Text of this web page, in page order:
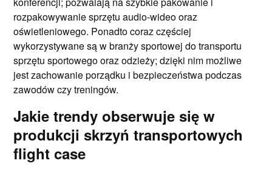
rozpakowywanie sprzętu audio-wideo oraz
oświetleniowego. Ponadto coraz częściej
wykorzystywane są w branży sportowej do transportu
sprzętu sportowego oraz odzieży; dzięki nim możliwe
jest zachowanie porządku i bezpieczeństwa podczas
zawodów czy treningów.
Jakie trendy obserwuje się w
produkcji skrzyń transportowych
flight case